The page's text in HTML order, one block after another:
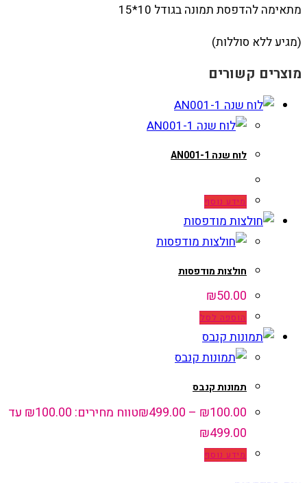
מתאימה להדפסת תמונה בגודל 10*15
(מגיע ללא סוללות)
מוצרים קשורים
לוח שנה AN001-1
מידע נוסף
חולצות מודפסות
₪50.00
הוספה לסל
תמונות קנבס
₪100.00
–
₪499.00
טווח מחירים: ⁦₪100.00⁩ עד
מידע נוסף